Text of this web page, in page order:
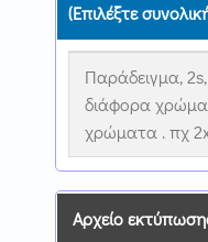
(Επιλέξτε
Αρχείο